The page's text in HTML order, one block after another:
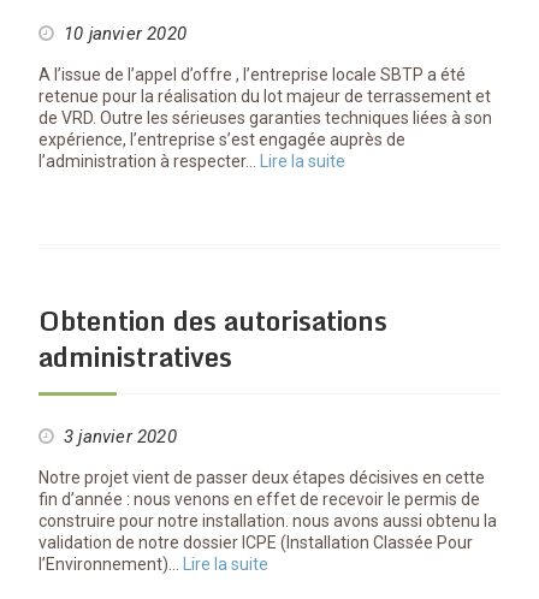
10 janvier 2020
A l’issue de l’appel d’offre , l’entreprise locale SBTP a été
retenue pour la réalisation du lot majeur de terrassement et
de VRD. Outre les sérieuses garanties techniques liées à son
expérience, l’entreprise s’est engagée auprès de
l’administration à respecter…
Lire la suite
Obtention des autorisations
administratives
3 janvier 2020
Notre projet vient de passer deux étapes décisives en cette
fin d’année : nous venons en effet de recevoir le permis de
construire pour notre installation. nous avons aussi obtenu la
validation de notre dossier ICPE (Installation Classée Pour
l’Environnement)…
Lire la suite